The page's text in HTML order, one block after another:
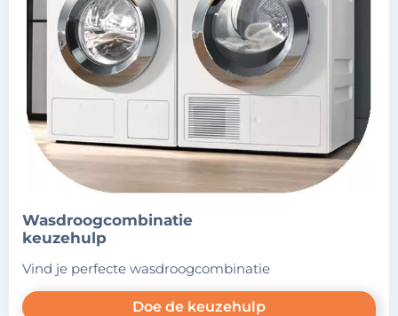
wasdroogcombinatie
keuzehulp
vind je perfecte wasdroogcombinatie
Doe de keuzehulp